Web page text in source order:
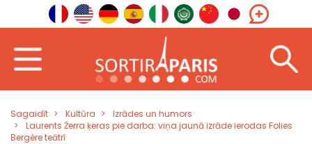
Sagaidīt Kultūra
Izrādes un humors
Laurents Žerra ķeras pie darba: viņa jaunā izrāde ierodas Folies
Bergère teātrī